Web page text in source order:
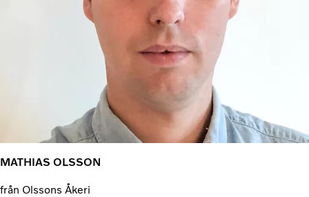
MATHIAS OLSSON
från Olssons Åkeri